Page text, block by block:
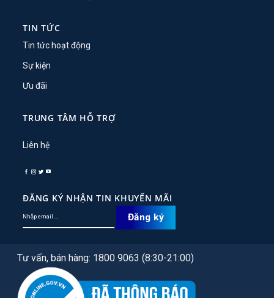
TIN TỨC
Tin tức hoạt động
Sự kiện
Ưu đãi
TRUNG TÂM HỖ TRỢ
Liên hệ
ĐĂNG KÝ NHẬN TIN KHUYẾN MÃI
Tư vấn, bán hàng: 1800 9063 (8:30-21:00)